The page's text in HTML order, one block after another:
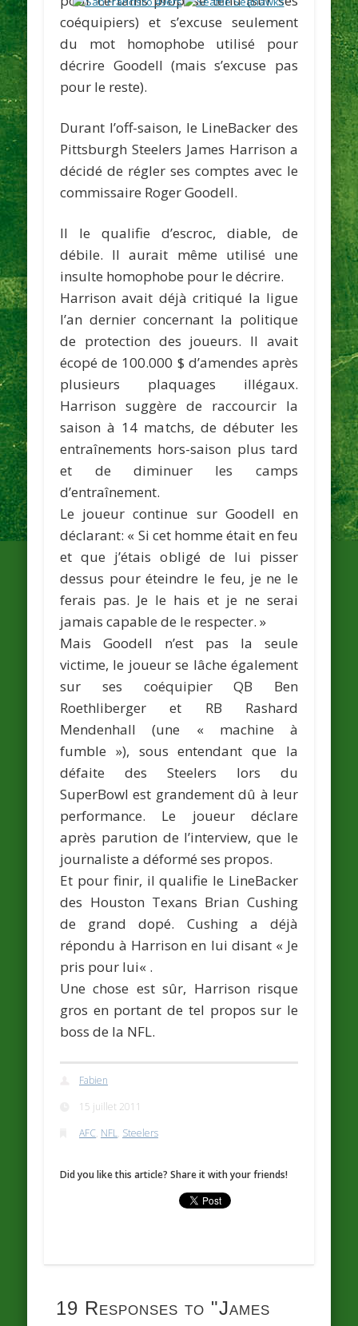
coéquipiers) et s’excuse seulement
du mot homophobe utilisé pour
décrire Goodell (mais s’excuse pas
pour le reste).
Durant l’off-saison, le LineBacker des
Pittsburgh Steelers James Harrison a
décidé de régler ses comptes avec le
commissaire Roger Goodell.
Il le qualifie d’escroc, diable, de
débile. Il aurait même utilisé une
insulte homophobe pour le décrire.
Harrison avait déjà critiqué la ligue
l’an dernier concernant la politique
de protection des joueurs. Il avait
écopé de 100.000 $ d’amendes après
plusieurs plaquages illégaux.
Harrison suggère de raccourcir la
saison à 14 matchs, de débuter les
entraînements hors-saison plus tard
et de diminuer les camps
d’entraînement.
Le joueur continue sur Goodell en
déclarant: « Si cet homme était en feu
et que j’étais obligé de lui pisser
dessus pour éteindre le feu, je ne le
ferais pas. Je le hais et je ne serai
jamais capable de le respecter. »
Mais Goodell n’est pas la seule
victime, le joueur se lâche également
sur ses coéquipier QB Ben
Roethliberger et RB Rashard
Mendenhall(une « machine à
fumble »), sous entendant que la
défaite des Steelers lors du
SuperBowl est grandement dû à leur
performance. Le joueur déclare
après parution de l’interview, que le
journaliste a déformé ses propos.
Et pour finir, il qualifie le LineBacker
des Houston Texans Brian Cushing
de grand dopé. Cushing a déjà
répondu à Harrison en lui disant « Je
pris pour lui« .
Une chose est sûr, Harrison risque
gros en portant de tel propos sur le
boss de la NFL.
Fabien
15 juillet 2011
AFC, NFL, Steelers
Did you like this article? Share it with your friends!
19 Responses to "James